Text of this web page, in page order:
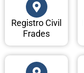
Registro Civil
Frades